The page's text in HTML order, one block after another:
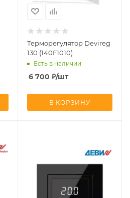
Терморегулятор Devireg
130 (140F1010)
Есть в наличии
6 700 ₽/шт
В КОРЗИНУ